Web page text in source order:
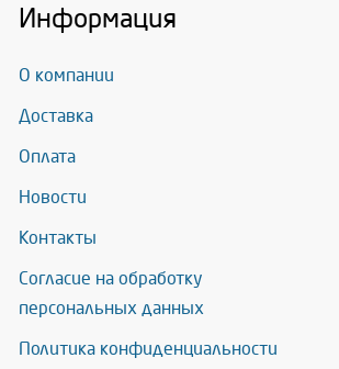
Информация
О компании
Доставка
Оплата
Новости
Контакты
Согласие на обработку
персональных данных
Политика конфиденциальности